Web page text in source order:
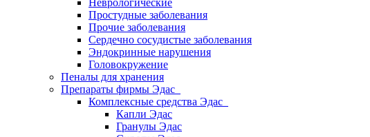
Неврологические
Простудные заболевания
Прочие заболевания
Сердечно сосудистые заболевания
Эндокринные нарушения
Головокружение
Пеналы для хранения
Препараты фирмы Эдас
Комплексные средства Эдас
Капли Эдас
Гранулы Эдас